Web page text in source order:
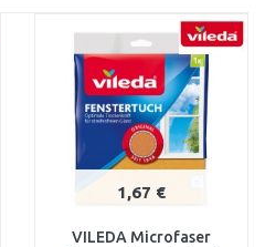
1,67 €
VILEDA Microfaser